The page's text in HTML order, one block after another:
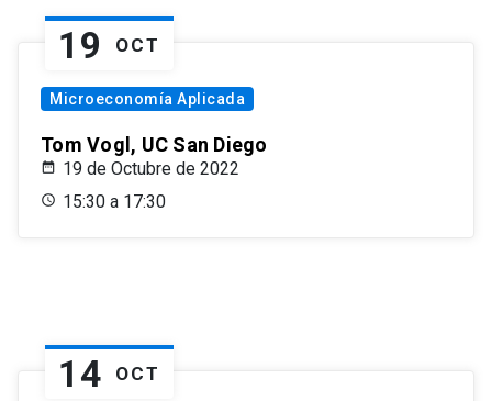
19 OCT
Microeconomía Aplicada
Tom Vogl, UC San Diego
19 de Octubre de 2022
15:30 a 17:30
14 OCT